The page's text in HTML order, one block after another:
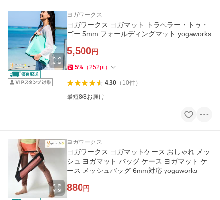
ヨガワークス
ヨガワークス ヨガマット トラベラー・トゥ・
ゴー 5mm フォールディングマット yogaworks
5,500円
5% （252pt）
4.30（ 10件）
最短8/8お届け
ヨガワークス
ヨガワークス ヨガマットケース おしゃれ メッ
シュ ヨガマット バッグ ケース ヨガマット ケ
ース メッシュバッグ 6mm対応 yogaworks
880円